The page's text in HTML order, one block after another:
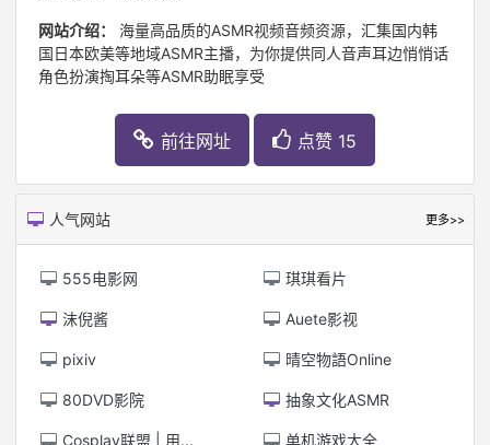
网站介绍：
海量高品质的ASMR视频音频资源，汇集国内韩
国日本欧美等地域ASMR主播，为你提供同人音声耳边悄悄话
角色扮演掏耳朵等ASMR助眠享受
前往网址 点赞 15
人气网站 更多>>
555电影网 琪琪看片
沫倪酱 Auete影视
pixiv 晴空物語Online
80DVD影院 抽象文化ASMR
Cosplay联盟 | 用... 单机游戏大全